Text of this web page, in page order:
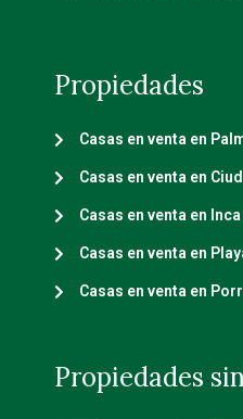
Propiedades
Casas en venta en
Casas en venta en
Casas en venta en Inca
Casas en venta en
Casas en venta en
Propiedades